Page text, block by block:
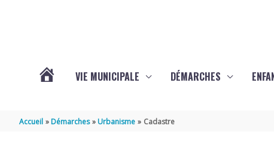
VIE MUNICIPALE DÉMARCHES
Accueil Démarches Urbanisme Cadastre